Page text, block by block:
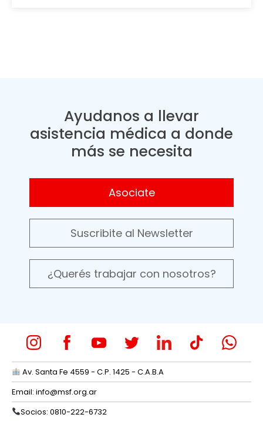
Ayudanos a llevar
asistencia médica a donde
más se necesita
Asociate
Suscribite al Newsletter
¿Querés trabajar con nosotros?
Av. Santa Fe 4559 - C.P. 1425 - C.A.B.A
Email: info@msf.org.ar
Socios: 0810-222-6732